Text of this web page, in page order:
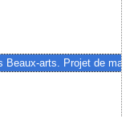
Beaux-arts. Projet de